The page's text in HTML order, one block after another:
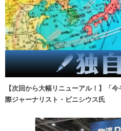
【次回から大幅リニューアル！】「
際ジャーナリスト・ビニシウス氏